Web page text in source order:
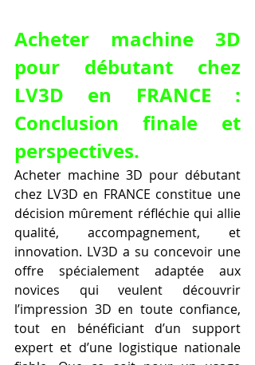
Acheter machine 3D
pour débutant chez
LV3D en FRANCE :
Conclusion finale et
perspectives.
Acheter machine 3D pour débutant
chez LV3D en FRANCE constitue une
décision mûrement réfléchie qui allie
qualité, accompagnement, et
innovation. LV3D a su concevoir une
offre spécialement adaptée aux
novices qui veulent découvrir
l’impression 3D en toute confiance,
tout en bénéficiant d’un support
expert et d’une logistique nationale